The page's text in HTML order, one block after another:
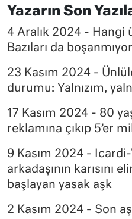
Yazarın Son
4 Aralık 2024 - Hangi
Bazıları da
23 Kasım 2024 -
durumu: Yalnızım,
17 Kasım 2024 - 80
reklamına çıkıp 5’er
9 Kasım 2024 -
arkadaşının karısını
başlayan yasak aşk
2 Kasım 2024 - Son